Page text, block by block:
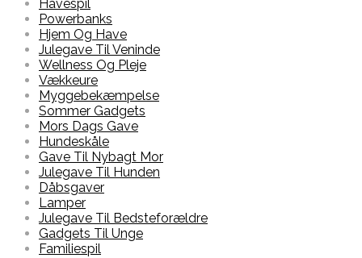
Havespil
Powerbanks
Hjem Og Have
Julegave Til Veninde
Wellness Og Pleje
Vækkeure
Myggebekæmpelse
Sommer Gadgets
Mors Dags Gave
Hundeskåle
Gave Til Nybagt Mor
Julegave Til Hunden
Dåbsgaver
Lamper
Julegave Til Bedsteforældre
Gadgets Til Unge
Familiespil